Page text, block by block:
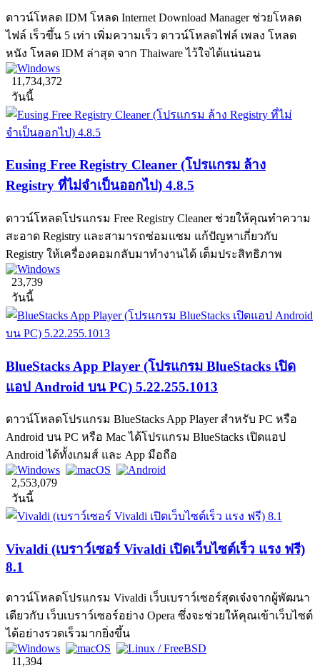
ดาวน์โหลด IDM โหลด Internet Download Manager ช่วยโหลด
ไฟล์ เร็วขึ้น 5 เท่า เพิ่มความเร็ว ดาวน์โหลดไฟล์ เพลง โหลด
หนัง โหลด IDM ล่าสุด จาก Thaiware ไว้ใจได้แน่นอน
11,734,372
วันนี้
Eusing Free Registry Cleaner (โปรแกรม ล้าง
Registry ที่ไม่จำเป็นออกไป) 4.8.5
ดาวน์โหลดโปรแกรม Free Registry Cleaner ช่วยให้คุณทำความ
สะอาด Registry และสามารถซ่อมแซม แก้ปัญหาเกี่ยวกับ
Registry ให้เครื่องคอมกลับมาทำงานได้ เต็มประสิทธิภาพ
23,739
วันนี้
BlueStacks App Player (โปรแกรม BlueStacks เปิด
แอป Android บน PC) 5.22.255.1013
ดาวน์โหลดโปรแกรม BlueStacks App Player สำหรับ PC หรือ
Android บน PC หรือ Mac ได้โปรแกรม BlueStacks เปิดแอป
Android ได้ทั้งเกมส์ และ App มือถือ
2,553,079
วันนี้
Vivaldi (เบราว์เซอร์ Vivaldi เปิดเว็บไซต์เร็ว แรง ฟรี)
8.1
ดาวน์โหลดโปรแกรม Vivaldi เว็บเบราว์เซอร์สุดเจ๋งจากผู้พัฒนา
เดียวกับ เว็บเบราว์เซอร์อย่าง Opera ซึ่งจะช่วยให้คุณเข้าเว็บไซต์
ได้อย่างรวดเร็วมากยิ่งขึ้น
11,394